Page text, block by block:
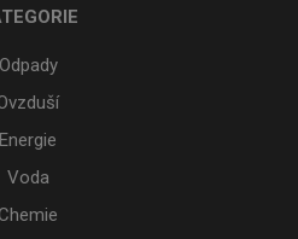
Odpady
Energie
Voda